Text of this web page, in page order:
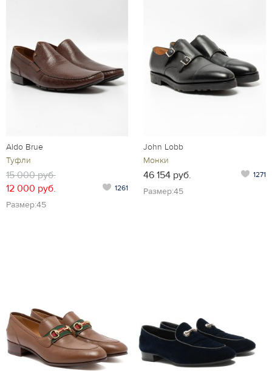
Aldo Brue
Туфли
15 000 руб.
12 000 руб.
1261
Размер:45
John Lobb
Монки
46 154 руб. 1271
Размер:45